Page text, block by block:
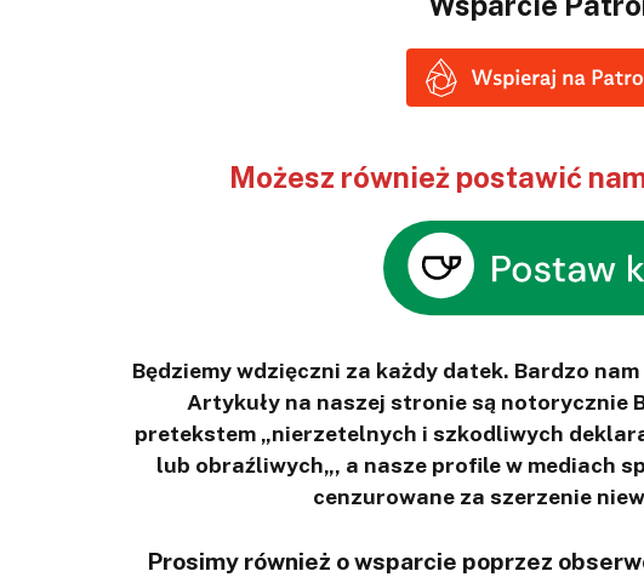
Możesz również postawić
Będziemy wdzięczni za każdy datek. Bardzo
Artykuły na naszej stronie są notorycznie
pretekstem „nierzetelnych i szkodliwych
lub obraźliwych„, a nasze profile w mediach
cenzurowane za szerzenie
Prosimy również o wsparcie poprzez